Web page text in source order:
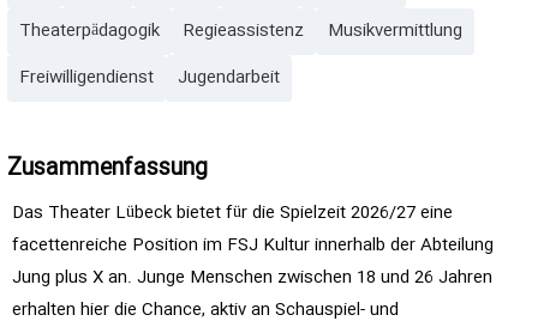
Theaterpädagogik
Regieassistenz
Musikvermittlung
Freiwilligendienst
Jugendarbeit
Zusammenfassung
Das Theater Lübeck bietet für die Spielzeit 2026/27 eine
facettenreiche Position im FSJ Kultur innerhalb der Abteilung
Jung plus X an. Junge Menschen zwischen 18 und 26 Jahren
erhalten hier die Chance, aktiv an Schauspiel- und